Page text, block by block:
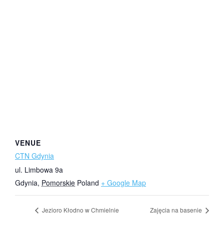
VENUE
CTN Gdynia
ul. Limbowa 9a
Gdynia, Pomorskie Poland + Google Map
Jezioro Kłodno w Chmielnie Zajęcia na basenie